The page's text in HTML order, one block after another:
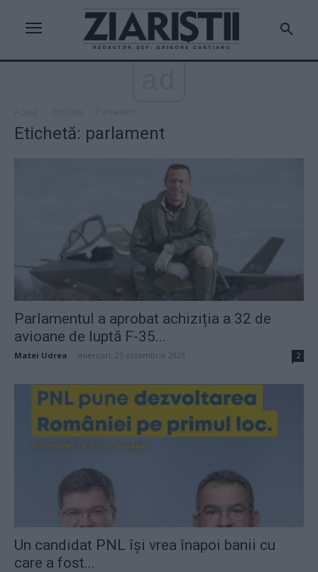
Etichetă: parlament
Parlamentul a aprobat achiziția a 32 de
avioane de luptă F-35...
Matei Udrea miercuri, 25 octombrie 2023 2
Un candidat PNL își vrea înapoi banii cu
care a fost...